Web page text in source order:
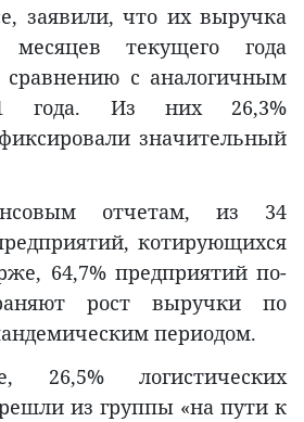
заявили, что их выручка
текущего года
сравнению с аналогичным
года. Из них 26,3%
значительный
отчетам, из 34
котирующихся
64,7% предприятий по-
рост выручки по
периодом.
26,5% логистических
из группы «на пути к